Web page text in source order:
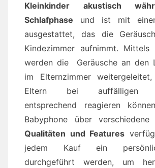
Kleinkinder akustisch
Schlafphase und ist mit
ausgestattet, das die
Kindezimmer aufnimmt. Mittels
werden die Geräusche an den
im Elternzimmer
Eltern bei auffälligen
entsprechend reagieren
Babyphone über verschiedene
Qualitäten und Features
jedem Kauf ein
durchgeführt werden, um